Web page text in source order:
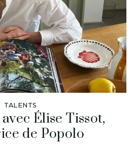
TALENTS
Élise Tissot,
de Popolo